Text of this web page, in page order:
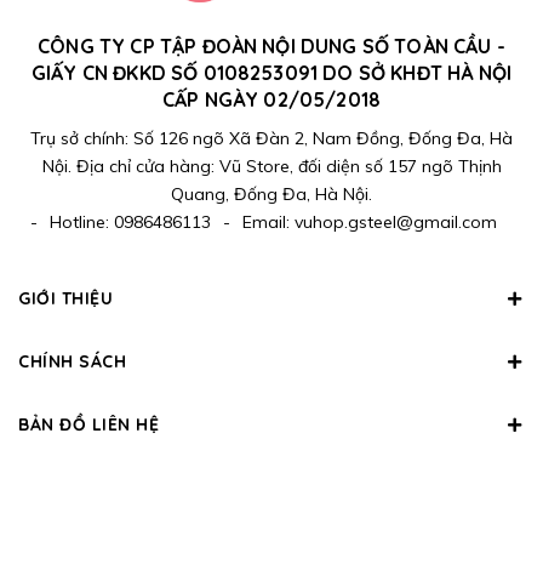
CÔNG TY CP TẬP ĐOÀN NỘI DUNG SỐ TOÀN CẦU -
GIẤY CN ĐKKD SỐ 0108253091 DO SỞ KHĐT HÀ NỘI
CẤP NGÀY 02/05/2018
Trụ sở chính: Số 126 ngõ Xã Đàn 2, Nam Đồng, Đống Đa, Hà
Nội. Địa chỉ cửa hàng: Vũ Store, đối diện số 157 ngõ Thịnh
Quang, Đống Đa, Hà Nội.
-
Hotline: 0986486113 - Email: vuhop.gsteel@gmail.com
GIỚI THIỆU
CHÍNH SÁCH
BẢN ĐỒ LIÊN HỆ